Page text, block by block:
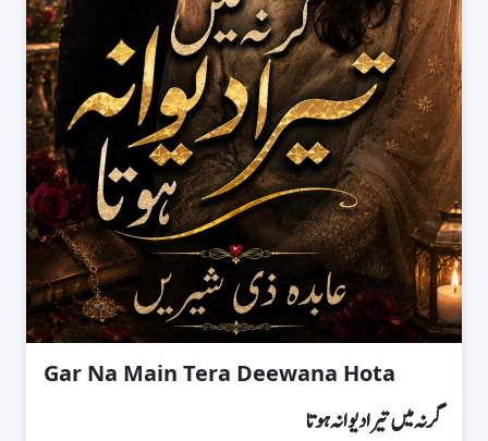
Gar Na Main Tera Deewana Hota
گر نہ میں تیرا دیوانہ ہوتا